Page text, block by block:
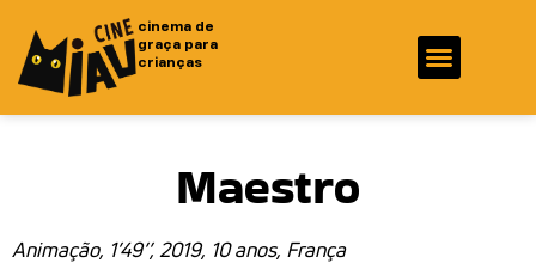
cinema de
graça para
crianças
Maestro
Animação, 1’49’’, 2019, 10 anos, França